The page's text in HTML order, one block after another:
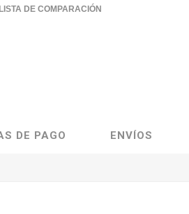
DE COMPARACIÓN
DE PAGO ENVÍOS